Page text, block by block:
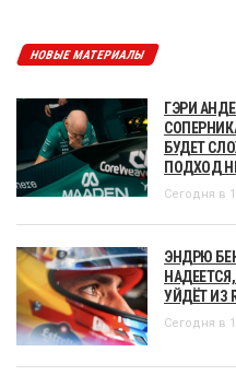
НОВЫЕ МАТЕРИАЛЫ
ГЭРИ
БУДЕТ
ПОДХОД
Сегодня в
ЭНДРЮ
УЙДЁТ ИЗ
Сегодня в